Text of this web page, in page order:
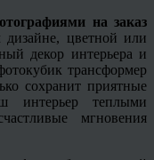
на заказ
дизайне, цветной или
декор интерьера и
трансформер
сохранит приятные
интерьер теплыми
мгновения